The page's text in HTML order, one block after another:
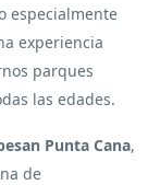
especialmente
experiencia
parques
las edades.
Punta Cana,
de